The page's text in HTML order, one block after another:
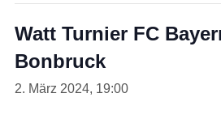
Watt Turnier FC
Bonbruck
2. März 2024, 19:00